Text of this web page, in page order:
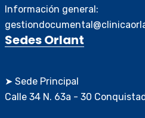
Información general:
Sedes Orlant
➤ Sede Principal
Calle 34 N. 63a - 30